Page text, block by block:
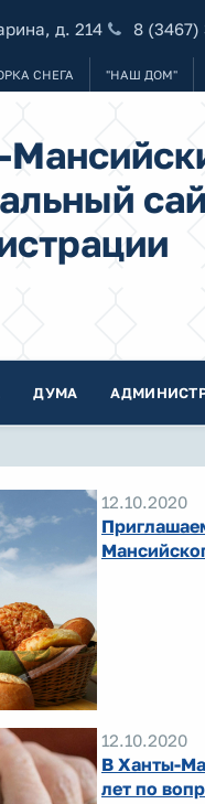
д. 214 8 (3467)
СНЕГА "НАШ ДОМ"
ДУМА
12.10.2020
12.10.2020
В Ханты-
лет по